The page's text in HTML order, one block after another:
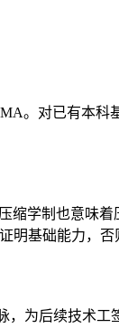
。对已有本科
缩学制也意味
基础能力，否
为后续技术工